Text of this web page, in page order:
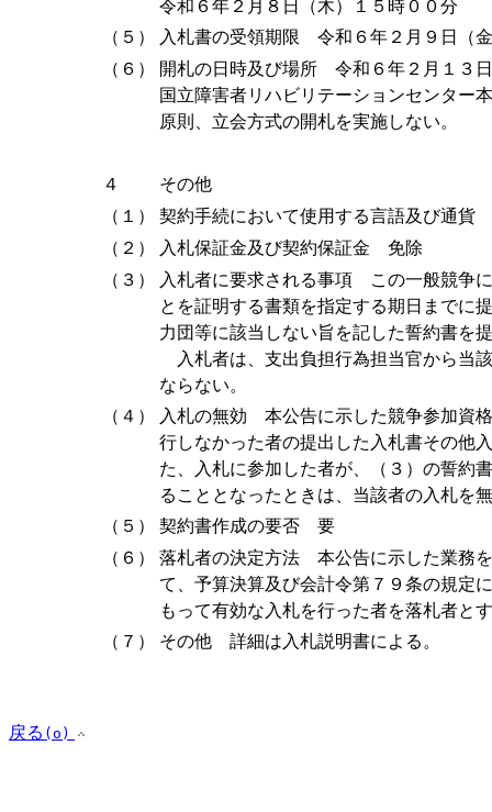
令和６年２月８日（木）１５時００分
（５）
入札書の受領期限 令和６年２月９日（
（６）
開札の日時及び場所 令和６年２月１３
国立障害者リハビリテーションセンター
原則、立会方式の開札を実施しない。
４
その他
（１）
契約手続において使用する言語及び通貨
（２）
入札保証金及び契約保証金 免除
（３）
入札者に要求される事項 この一般競争
とを証明する書類を指定する期日までに
力団等に該当しない旨を記した誓約書を
入札者は、支出負担行為担当官から当
ならない。
（４）
入札の無効 本公告に示した競争参加資
行しなかった者の提出した入札書その他
た、入札に参加した者が、（３）の誓約
ることとなったときは、当該者の入札を
（５）
契約書作成の要否 要
（６）
落札者の決定方法 本公告に示した業務
て、予算決算及び会計令第７９条の規定
もって有効な入札を行った者を落札者と
（７）
その他 詳細は入札説明書による。
戻る (o)